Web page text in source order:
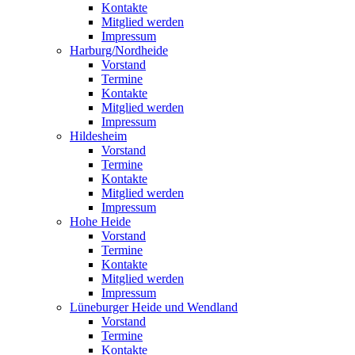
Kontakte
Mitglied werden
Impressum
Harburg/Nordheide
Vorstand
Termine
Kontakte
Mitglied werden
Impressum
Hildesheim
Vorstand
Termine
Kontakte
Mitglied werden
Impressum
Hohe Heide
Vorstand
Termine
Kontakte
Mitglied werden
Impressum
Lüneburger Heide und Wendland
Vorstand
Termine
Kontakte